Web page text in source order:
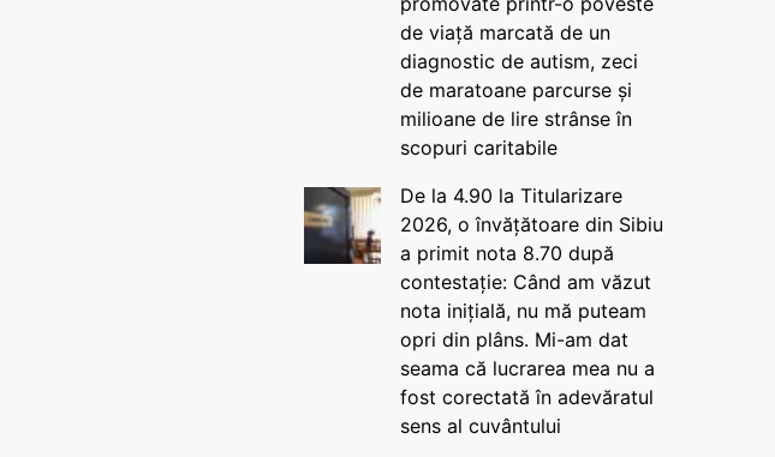
de viață marcată de un
diagnostic de autism, zeci
de maratoane parcurse și
milioane de lire strânse în
scopuri caritabile
De la 4.90 la Titularizare
2026, o învățătoare din Sibiu
a primit nota 8.70 după
contestație: Când am văzut
nota inițială, nu mă puteam
opri din plâns. Mi-am dat
seama că lucrarea mea nu a
fost corectată în adevăratul
sens al cuvântului